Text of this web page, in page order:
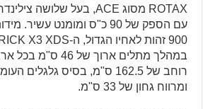
במהלך מתלים ארוך של 46
ומרווח גחון של 33 ס"מ.